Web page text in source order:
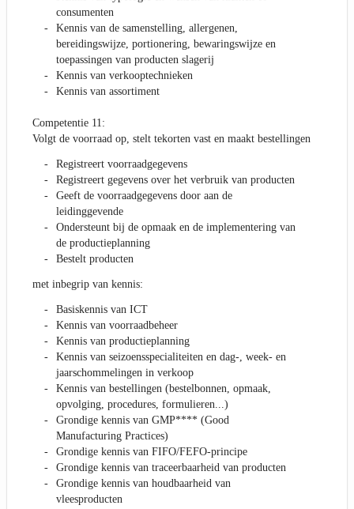
consumenten
Kennis van de samenstelling, allergenen,
bereidingswijze, portionering, bewaringswijze en
toepassingen van producten slagerij
Kennis van verkooptechnieken
Kennis van assortiment
Competentie 11:
Volgt de voorraad op, stelt tekorten vast en maakt bestellingen
Registreert voorraadgegevens
Registreert gegevens over het verbruik van producten
Geeft de voorraadgegevens door aan de
leidinggevende
Ondersteunt bij de opmaak en de implementering van
de productieplanning
Bestelt producten
met inbegrip van kennis:
Basiskennis van ICT
Kennis van voorraadbeheer
Kennis van productieplanning
Kennis van seizoensspecialiteiten en dag-, week- en
jaarschommelingen in verkoop
Kennis van bestellingen (bestelbonnen, opmaak,
opvolging, procedures, formulieren...)
Grondige kennis van GMP**** (Good
Manufacturing Practices)
Grondige kennis van FIFO/FEFO-principe
Grondige kennis van traceerbaarheid van producten
Grondige kennis van houdbaarheid van
vleesproducten